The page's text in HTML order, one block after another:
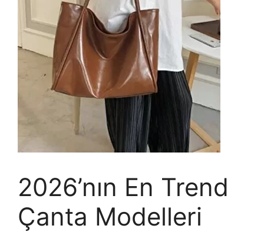
2026’nın En Trend
Çanta Modelleri